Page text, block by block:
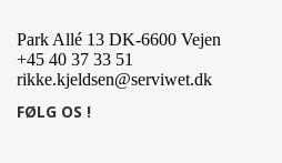
Park Allé 13 DK-6600 Vejen
+45 40 37 33 51
rikke.kjeldsen@serviwet.dk
FØLG OS !